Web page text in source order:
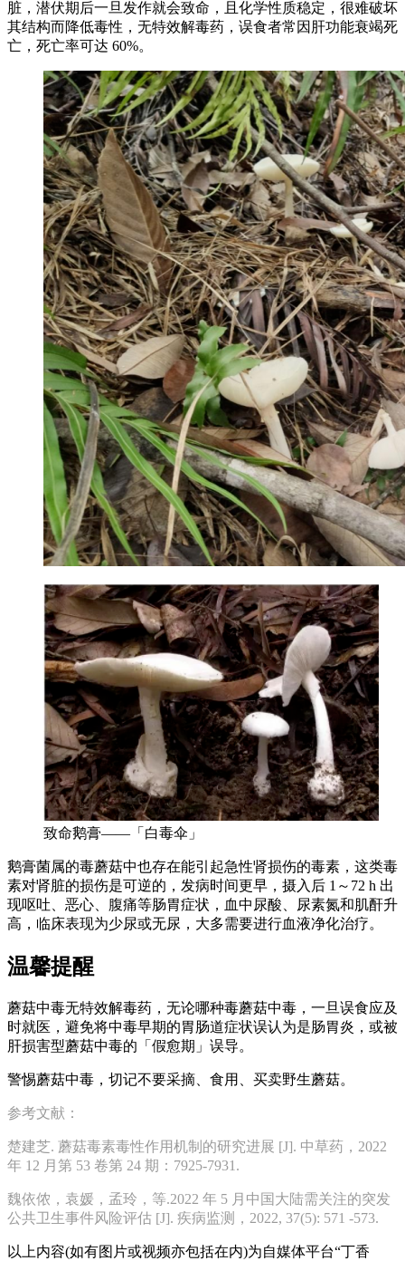
脏，潜伏期后一旦发作就会致命，且化学性质稳定，很难破坏
其结构而降低毒性，无特效解毒药，误食者常因肝功能衰竭死
亡，死亡率可达 60%。
致命鹅膏——「白毒伞」
鹅膏菌属的毒蘑菇中也存在能引起急性肾损伤的毒素，这类毒
素对肾脏的损伤是可逆的，发病时间更早，摄入后 1～72 h 出
现呕吐、恶心、腹痛等肠胃症状，血中尿酸、尿素氮和肌酐升
高，临床表现为少尿或无尿，大多需要进行血液净化治疗。
温馨提醒
蘑菇中毒无特效解毒药，无论哪种毒蘑菇中毒，一旦误食应及
时就医，避免将中毒早期的胃肠道症状误认为是肠胃炎，或被
肝损害型蘑菇中毒的「假愈期」误导。
警惕蘑菇中毒，切记不要采摘、食用、买卖野生蘑菇。
参考文献：
楚建芝. 蘑菇毒素毒性作用机制的研究进展 [J]. 中草药，2022
年 12 月第 53 卷第 24 期：7925-7931.
魏依侬，袁媛，孟玲，等.2022 年 5 月中国大陆需关注的突发
公共卫生事件风险评估 [J]. 疾病监测，2022, 37(5): 571 -573.
以上内容(如有图片或视频亦包括在内)为自媒体平台“丁香